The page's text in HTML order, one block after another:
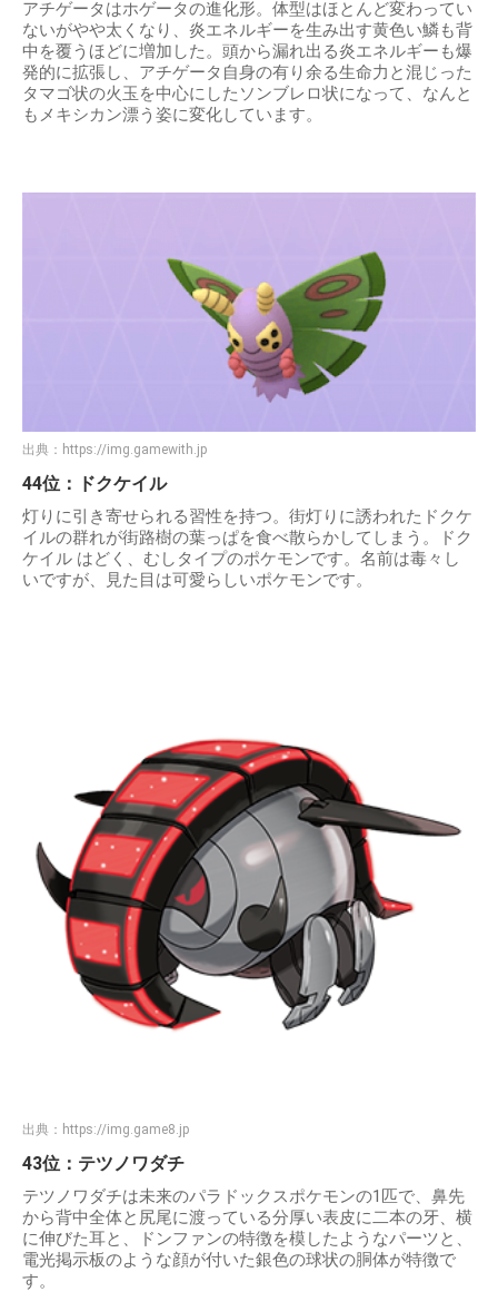
アチゲータはホゲータの進化形。体型はほとんど変わってい
ないがやや太くなり、炎エネルギーを生み出す黄色い鱗も背
中を覆うほどに増加した。頭から漏れ出る炎エネルギーも爆
発的に拡張し、アチゲータ自身の有り余る生命力と混じった
タマゴ状の火玉を中心にしたソンブレロ状になって、なんと
もメキシカン漂う姿に変化しています。
出典： https://img.gamewith.jp
44位：ドクケイル
灯りに引き寄せられる習性を持つ。街灯りに誘われたドクケ
イルの群れが街路樹の葉っぱを食べ散らかしてしまう。ドク
ケイル はどく、むしタイプのポケモンです。名前は毒々し
いですが、見た目は可愛らしいポケモンです。
出典： https://img.game8.jp
43位：テツノワダチ
テツノワダチは未来のパラドックスポケモンの1匹で、鼻先
から背中全体と尻尾に渡っている分厚い表皮に二本の牙、横
に伸びた耳と、ドンファンの特徴を模したようなパーツと、
電光掲示板のような顔が付いた銀色の球状の胴体が特徴で
す。